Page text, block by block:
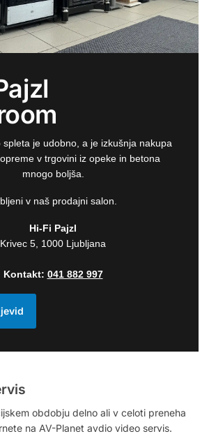
spleta je udobno, a je izkušnja nakupa
v trgovini iz opeke in betona
mnogo boljša.
v naš prodajni salon.
Hi-Fi Pajzl
Krivec 5, 1000 Ljubljana
Kontakt: 041 882 997
obdobju delno ali v celoti preneha
na AV-Planet avdio video servis.